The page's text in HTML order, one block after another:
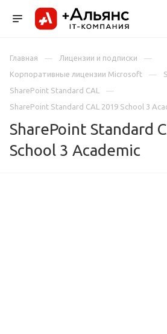
Главная
Лицензии и подписки
Корпоративные лицензии Microsoft
SharePoint Standard CAL
SharePoint Standard CAL 2019 School 3
SharePoint Standard
School 3 Academic